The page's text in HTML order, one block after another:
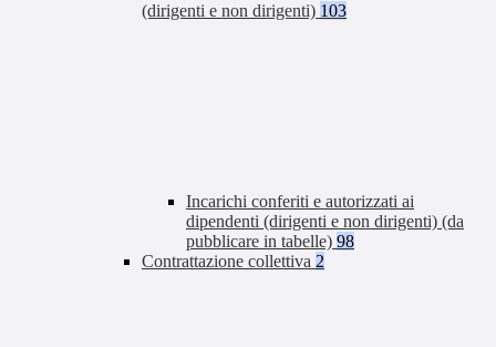
(dirigenti e non dirigenti) 103
Incarichi conferiti e autorizzati ai
dipendenti (dirigenti e non dirigenti) (da
pubblicare in tabelle) 98
Contrattazione collettiva 2